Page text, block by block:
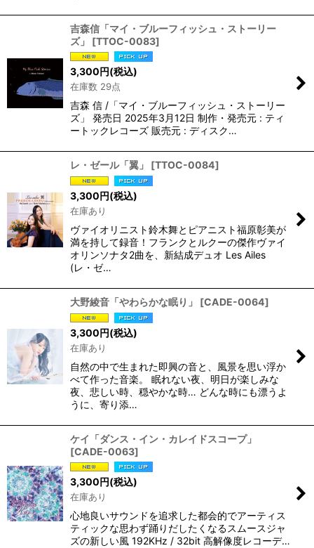
吉森信「マイ・ブルーフィッシュ・ストーリー
ズ」
[TTOC-0083]
3,300 円(税込)
在庫数 29点
吉森 信 /「マイ・ブルーフィッシュ・ストーリー
ズ」 発売日 2025年3月12日 制作・発売元 : ティ
ートックレコーズ 販売元 : ディスク…
レ・ゼール「翼」 [TTOC-0084]
3,300円(税込)
在庫あり
ヴァイオリニスト鈴木舞とピアニスト福原彰美が
満を持して録音！フランクとルクーの傑作ヴァイ
オリンソナタ2曲を、新結成デュオ Les Ailes
(レ・ゼ…
大野綾音「やわらかな眠り」 [CADE-0064]
3,300円(税込)
在庫あり
自然の中で生まれた即興の音と、風景を思い浮か
べて作った音楽。 眠れない夜、明日が楽しみな
夜、悲しい時、穏やかな時… どんな時にも漂うよ
うに、寄り添…
ケイ「ダンス・イン・カレイドスコープ」
[CADE-0063]
3,300 円(税込)
在庫あり
心地良いサウンドを追求した都会的でアーティス
ティックな思わず踊りだしたくなるスムースジャ
ズの新しい風 192KHz / 32bit 高解像度レコーデ…